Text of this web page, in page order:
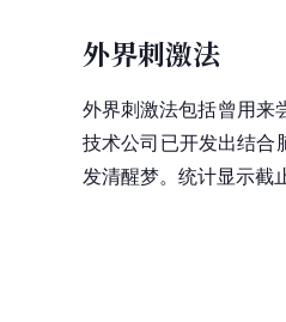
外界刺激法
外界刺激法包括曾用来
技术公司已开发出结合
发清醒梦。统计显示截